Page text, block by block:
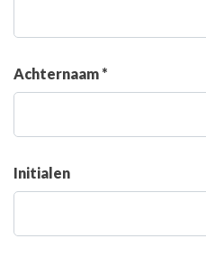
Achternaam *
Initialen